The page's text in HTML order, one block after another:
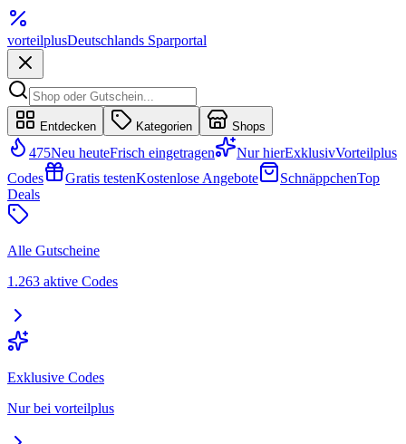
vorteilplusDeutschlands Sparportal
Entdecken Kategorien Shops
475Neu heuteFrisch eingetragen Nur hierExklusivVorteilplus
Codes
Gratis testenKostenlose Angebote SchnäppchenTop
Deals
Alle Gutscheine
1.263 aktive Codes
Exklusive Codes
Nur bei vorteilplus